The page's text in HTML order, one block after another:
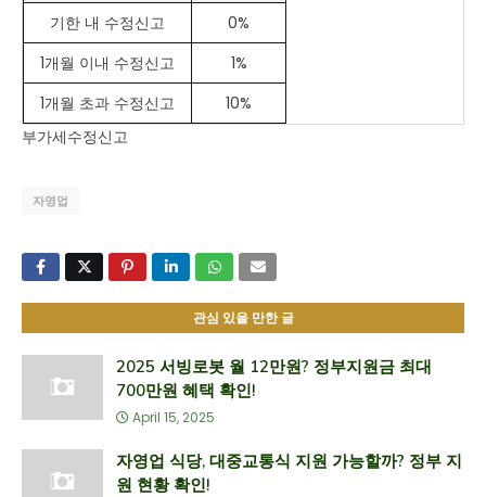
기한 내 수정신고
0%
1개월 이내 수정신고
1%
1개월 초과 수정신고
10%
부가세수정신고
자영업
관심 있을 만한 글
2025 서빙로봇 월 12만원? 정부지원금 최대
700만원 혜택 확인!
April 15, 2025
자영업 식당, 대중교통식 지원 가능할까? 정부 지
원 현황 확인!